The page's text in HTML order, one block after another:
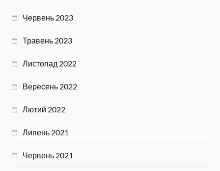
Червень 2023
Травень 2023
Листопад 2022
Вересень 2022
Лютий 2022
Липень 2021
Червень 2021